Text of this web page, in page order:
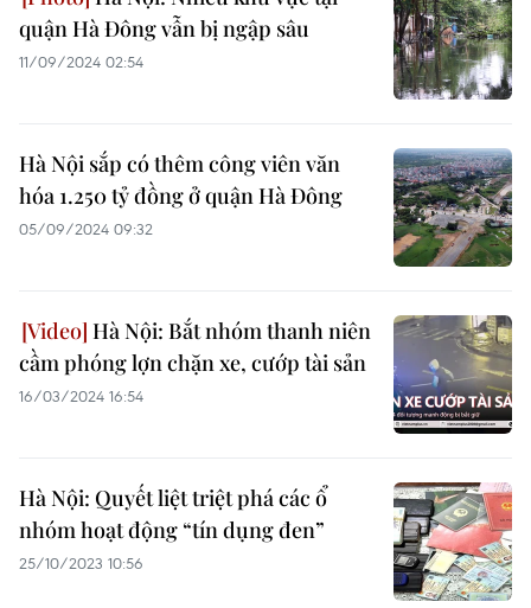
quận Hà Đông vẫn bị ngập sâu
11/09/2024 02:54
Hà Nội sắp có thêm công viên văn
hóa 1.250 tỷ đồng ở quận Hà Đông
05/09/2024 09:32
Hà Nội: Bắt nhóm thanh niên
cầm phóng lợn chặn xe, cướp tài sản
16/03/2024 16:54
Hà Nội: Quyết liệt triệt phá các ổ
nhóm hoạt động “tín dụng đen”
25/10/2023 10:56